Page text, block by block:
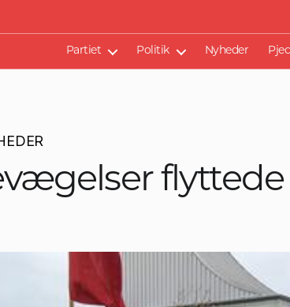
Partiet Politik Nyheder
flyttede